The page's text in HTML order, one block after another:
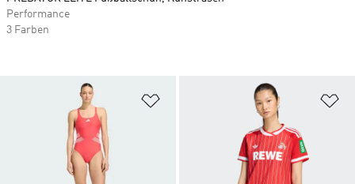
Zur Wunschliste hinzufügen
Performance
3 Farben